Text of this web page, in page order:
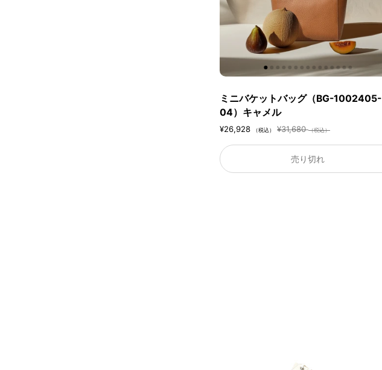
ミニバケットバッグ（BG-1002405-
04）キャメル
¥26,928 （税込） ¥31,680（税込）
売り切れ